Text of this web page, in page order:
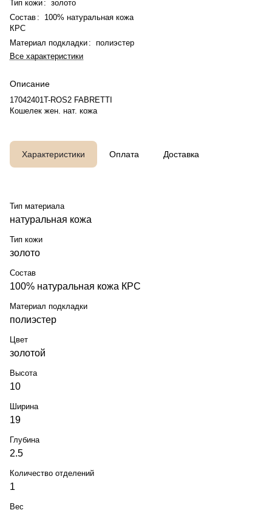
Тип кожи : золото
Состав :
100% натуральная кожа
КРС
Материал подкладки : полиэстер
Все характеристики
Описание
17042401T-ROS2 FABRETTI
Кошелек жен. нат. кожа
Характеристики Оплата Доставка
Тип материала
натуральная кожа
Тип кожи
золото
Состав
100% натуральная кожа КРС
Материал подкладки
полиэстер
Цвет
золотой
Высота
10
Ширина
19
Глубина
2.5
Количество отделений
1
Вес